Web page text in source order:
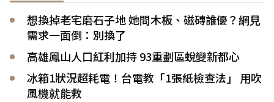
想換掉老宅磨石子地 她問木板、磁磚誰優？網見
需求一面倒：別換了
高雄鳳山人口紅利加持 93重劃區蛻變新都心
冰箱1狀況超耗電！台電教「1張紙檢查法」 用吹
風機就能救